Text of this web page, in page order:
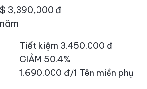
$ 3,390,000 đ
năm
Tiết kiệm 3.450.000 đ
GIẢM 50.4%
1.690.000 đ/1 Tên miền phụ